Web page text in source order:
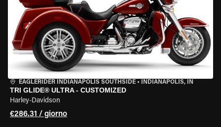
EAGLERIDER INDIANAPOLIS SOUTHSIDE • INDIANAPOLIS, IN
TRI GLIDE® ULTRA - CUSTOMIZED
Harley-Davidson
€286.31 / giorno